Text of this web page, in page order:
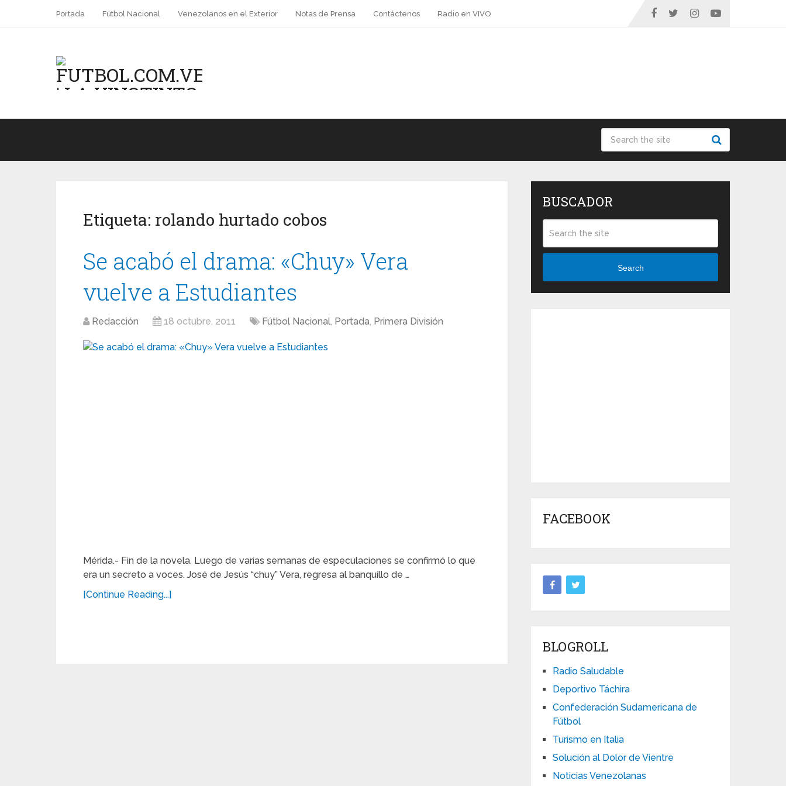
Portada Fútbol Nacional Venezolanos en el Exterior Notas de Prensa Contáctenos Radio en VIVO
Etiqueta: rolando hurtado cobos
Se acabó el drama: «Chuy» Vera
vuelve a Estudiantes
Redacción 18 octubre, 2011 Fútbol Nacional, Portada, Primera División
Mérida.- Fin de la novela. Luego de varias semanas de especulaciones se confirmó lo que
era un secreto a voces. José de Jesús “chuy” Vera, regresa al banquillo de …
[Continue Reading...]
BUSCADOR
Search
FACEBOOK
BLOGROLL
Radio Saludable
Deportivo Táchira
Confederación Sudamericana de
Fútbol
Turismo en Italia
Solución al Dolor de Vientre
Noticias Venezolanas